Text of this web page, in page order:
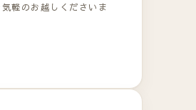
軽のお越しくださいま